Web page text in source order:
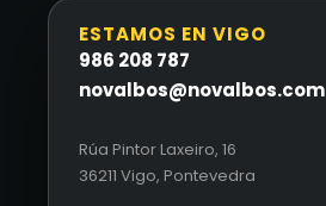
ESTAMOS EN VIGO
986 208 787
novalbos@novalbos.com
Rúa Pintor Laxeiro, 16
36211 Vigo, Pontevedra